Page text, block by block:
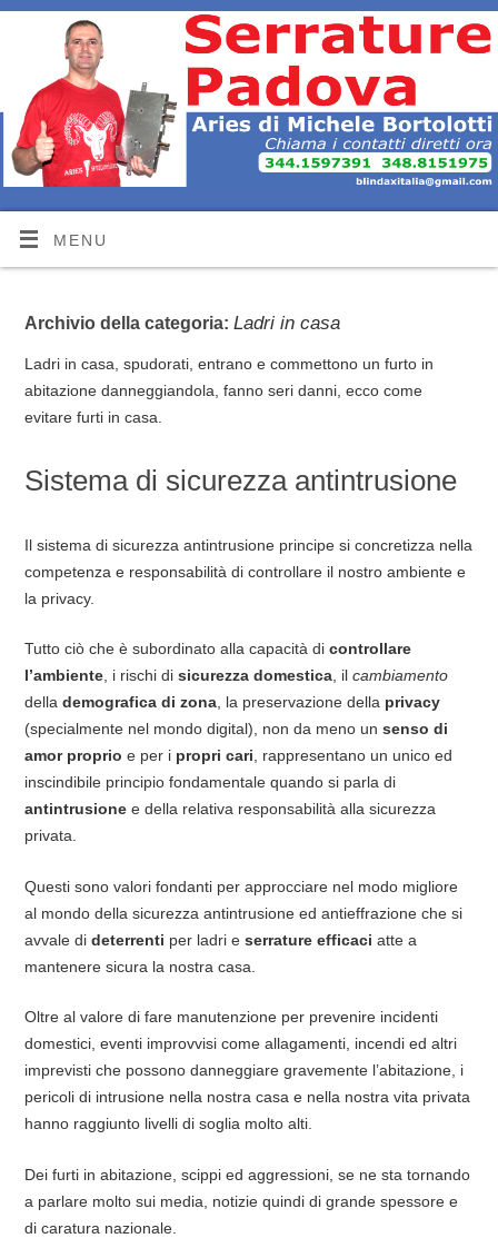
MENU
Archivio della categoria: Ladri in casa
Ladri in casa, spudorati, entrano e commettono un furto in
abitazione danneggiandola, fanno seri danni, ecco come
evitare furti in casa.
Sistema di sicurezza antintrusione
Il sistema di sicurezza antintrusione principe si concretizza nella
competenza e responsabilità di controllare il nostro ambiente e
la privacy.
Tutto ciò che è subordinato alla capacità di controllare
l’ambiente, i rischi di sicurezza domestica, il cambiamento
della demografica di zona, la preservazione della privacy
(specialmente nel mondo digital), non da meno un senso di
amor proprio e per i propri cari, rappresentano un unico ed
inscindibile principio fondamentale quando si parla di
antintrusionee della relativa responsabilità alla sicurezza
privata.
Questi sono valori fondanti per approcciare nel modo migliore
al mondo della sicurezza antintrusione ed antieffrazione che si
avvale di deterrenti per ladri e serrature efficaci atte a
mantenere sicura la nostra casa.
Oltre al valore di fare manutenzione per prevenire incidenti
domestici, eventi improvvisi come allagamenti, incendi ed altri
imprevisti che possono danneggiare gravemente l’abitazione, i
pericoli di intrusione nella nostra casa e nella nostra vita privata
hanno raggiunto livelli di soglia molto alti.
Dei furti in abitazione, scippi ed aggressioni, se ne sta tornando
a parlare molto sui media, notizie quindi di grande spessore e
di caratura nazionale.